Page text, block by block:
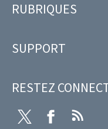
Pied
page
RUBRIQUES
SUPPORT
RESTEZ
Twitter Facebook